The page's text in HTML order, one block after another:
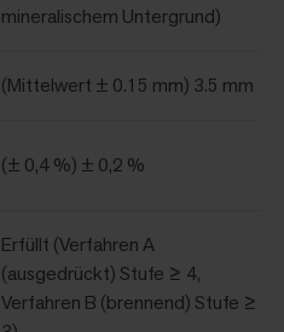
mineralischem Untergrund)
(Mittelwert ± 0.15 mm) 3.5 mm
(± 0,4 %) ± 0,2 %
Erfüllt (Verfahren A
(ausgedrückt) Stufe ≥ 4,
Verfahren B (brennend) Stufe ≥